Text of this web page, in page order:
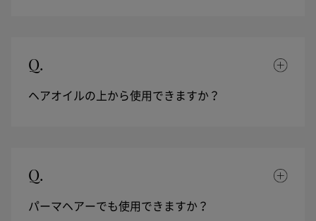
Q.
ヘアオイルの上から使用できますか？
Q.
パーマヘアーでも使用できますか？